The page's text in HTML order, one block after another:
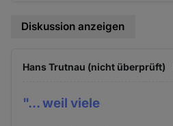
Diskussion anzeigen
Hans Trutnau (nicht überprüft)
"... weil viele